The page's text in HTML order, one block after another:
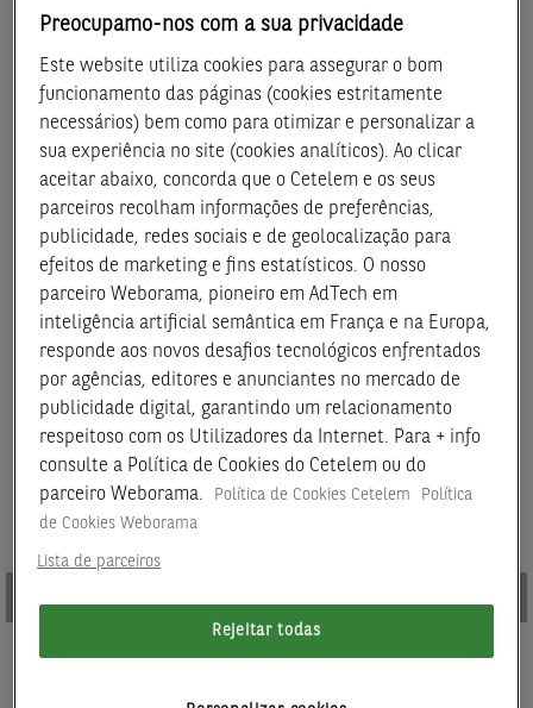
Seguro Proteção Saúde
Este seguro protege-o a si e à sua família em situações de
doença ou acidente, e permite-lhe acesso a cuidados de
saúde e bem-estar a preços convencionados e com total
comodidade.
Consulte a informação abaixo.
Coberturas Seguro Proteção Saúde
Acesso Rede Advance Care
Acesso Rede Advance Care
Rede Dentária.
Rede Bem-estar.
Preocupamo-nos com a sua privacidade
Este website utiliza cookies para assegurar o bom
funcionamento das páginas (cookies estritamente
necessários) bem como para otimizar e personalizar a
sua experiência no site (cookies analíticos). Ao clicar
aceitar abaixo, concorda que o Cetelem e os seus
parceiros recolham informações de preferências,
publicidade, redes sociais e de geolocalização para
efeitos de marketing e fins estatísticos. O nosso
parceiro Weborama, pioneiro em AdTech em
inteligência artificial semântica em França e na Europa,
responde aos novos desafios tecnológicos enfrentados
por agências, editores e anunciantes no mercado de
publicidade digital, garantindo um relacionamento
respeitoso com os Utilizadores da Internet. Para + info
consulte a Política de Cookies do Cetelem ou do
parceiro Weborama.
Política de Cookies Cetelem
Política
de Cookies Weborama
Lista de parceiros
Rejeitar todas